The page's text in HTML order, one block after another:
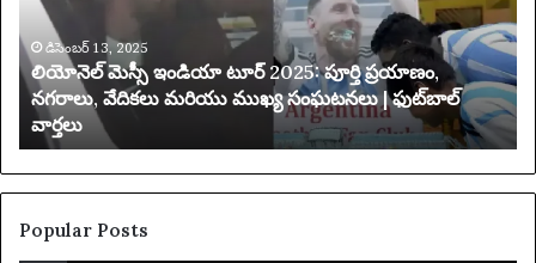
ఇం
డి
యా
టూ
ర్
2
0
2
డిసెంబర్ 13, 2025
లియోనెల్ మెస్సీ ఇండియా టూర్ 2025: పూర్తి ప్రయాణం,
నగరాలు, వేదికలు మరియు ముఖ్య సంఘటనలు | ఫుట్‌బాల్
వార్తలు
ది
Popular Posts